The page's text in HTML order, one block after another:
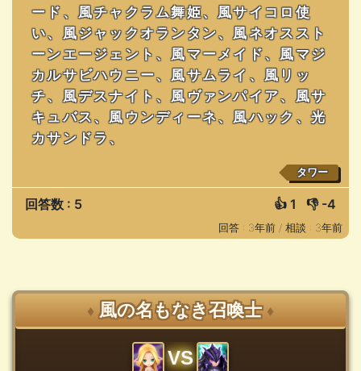
ード、風チャクラム舞姫、風サイコロ使
い、風ジャックオランタン、風ネオススト
ーンエージェント、風マーメイド、風マジ
カルサビハウニー、風サムライ、風リッ
チ、風デスナイト、風ヴァンパイア、風サ
キュバス、風ウンディーネ、風ハック、光
カサンドラ、
タワー
回答数 : 5 👍 1 👎 -4
回答 : 3年前 / 相談 : 3年前
♦ 風の名もなき召喚士 ♦
VS